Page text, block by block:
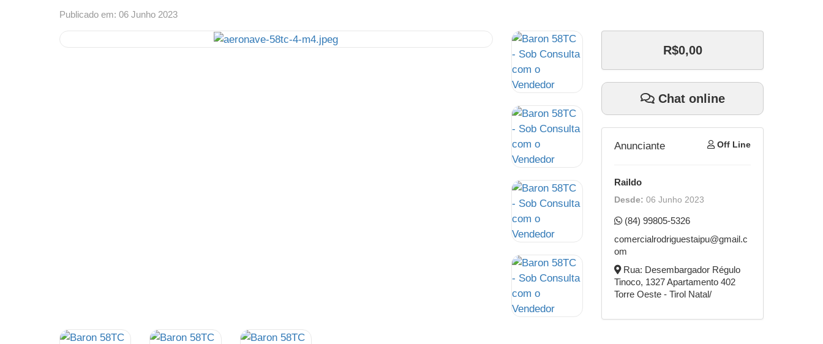
Publicado em: 06 Junho 2023
R$0,00
Chat online
Anunciante Off Line
Raildo
Desde: 06 Junho 2023
(84) 99805-5326
comercialrodriguestaipu@gmail.c
om
Rua: Desembargador Régulo
Tinoco, 1327 Apartamento 402
Torre Oeste - Tirol Natal/